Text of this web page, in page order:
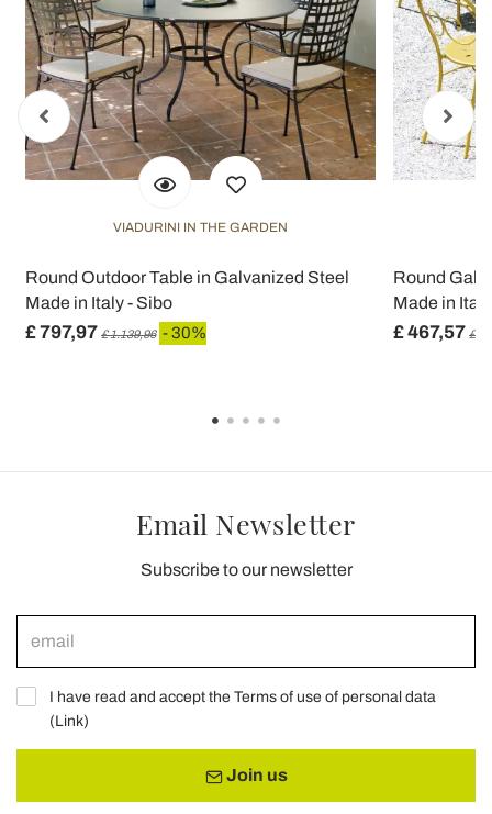
VIADURINI IN THE GARDEN
Round Outdoor Table in Galvanized Steel
Made in Italy - Sibo
£ 797,97 £ 1.139,96 - 30%
Round
Made in
£ 467,57 £
Email Newsletter
Subscribe to our newsletter
I have read and accept the Terms of use of personal data
(Link)
Join us